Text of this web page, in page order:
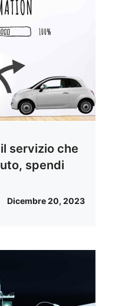
servizio che
spendi
Dicembre 20, 2023